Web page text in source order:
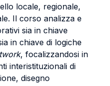
locale, regionale,
Il corso analizza e
sia in chiave
in chiave di logiche
, focalizzandosi in
interistituzionali di
disegno